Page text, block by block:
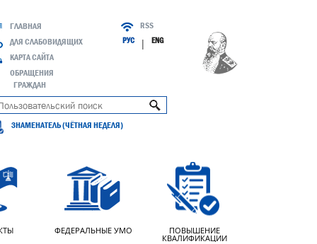
ГЛАВНАЯ
ДЛЯ СЛАБОВИДЯЩИХ
КАРТА САЙТА
ОБРАЩЕНИЯ
ГРАЖДАН
RSS
РУС | ENG
ЗНАМЕНАТЕЛЬ (ЧЁТНАЯ НЕДЕЛЯ)
ФЕДЕРАЛЬНЫЕ УМО ПОВЫШЕНИЕ
КВАЛИФИКАЦИИ